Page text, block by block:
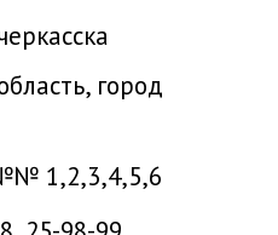
город
1,2,3,4,5,6